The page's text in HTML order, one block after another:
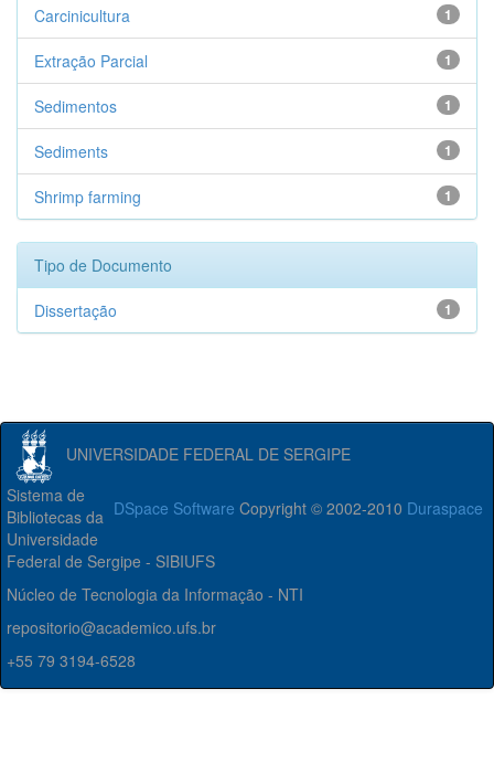
1
Carcinicultura
1
Extração Parcial
1
Sedimentos
1
Sediments
1
Shrimp farming
Tipo de Documento
1
Dissertação
UNIVERSIDADE FEDERAL DE SERGIPE
DSpace Software Copyright © 2002-2010 Duraspace
Sistema de
Bibliotecas da
Universidade
Federal de Sergipe - SIBIUFS
Núcleo de Tecnologia da Informação - NTI
repositorio@academico.ufs.br
+55 79 3194-6528